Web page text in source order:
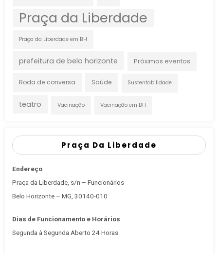
Praça da Liberdade
Praça da Liberdade em BH
prefeitura de belo horizonte Próximos eventos
Roda de conversa Saúde Sustentabilidade
teatro Vacinação Vacinação em BH
Praça Da Liberdade
Endereço
Praça da Liberdade, s/n – Funcionários
Belo Horizonte – MG, 30140-010
Dias de Funcionamento e Horários
Segunda à Segunda Aberto 24 Horas